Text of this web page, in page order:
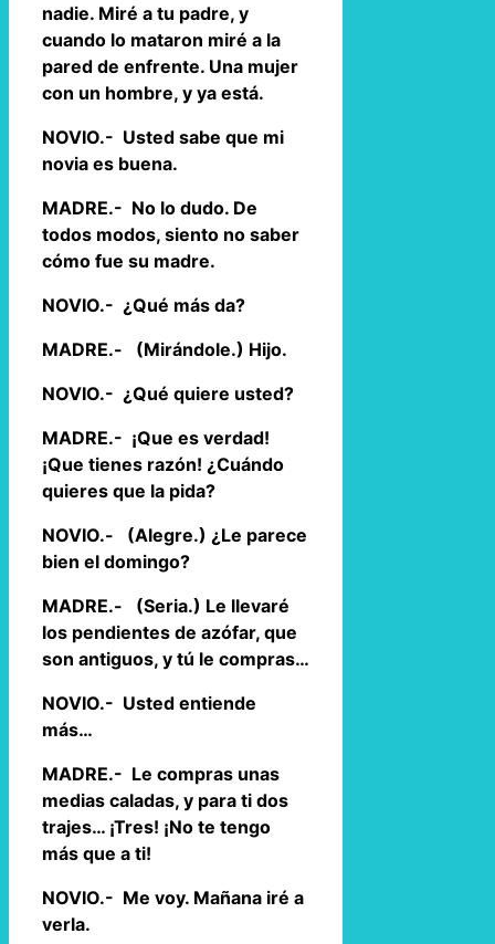
nadie. Miré a tu padre, y
cuando lo mataron miré a la
pared de enfrente. Una mujer
con un hombre, y ya está.
NOVIO.- Usted sabe que mi
novia es buena.
MADRE.- No lo dudo. De
todos modos, siento no saber
cómo fue su madre.
NOVIO.- ¿Qué más da?
MADRE.- (Mirándole.) Hijo.
NOVIO.- ¿Qué quiere usted?
MADRE.- ¡Que es verdad!
¡Que tienes razón! ¿Cuándo
quieres que la pida?
NOVIO.- (Alegre.) ¿Le parece
bien el domingo?
MADRE.- (Seria.) Le llevaré
los pendientes de azófar, que
son antiguos, y tú le compras…
NOVIO.- Usted entiende
más…
MADRE.- Le compras unas
medias caladas, y para ti dos
trajes… ¡Tres! ¡No te tengo
más que a ti!
NOVIO.- Me voy. Mañana iré a
verla.